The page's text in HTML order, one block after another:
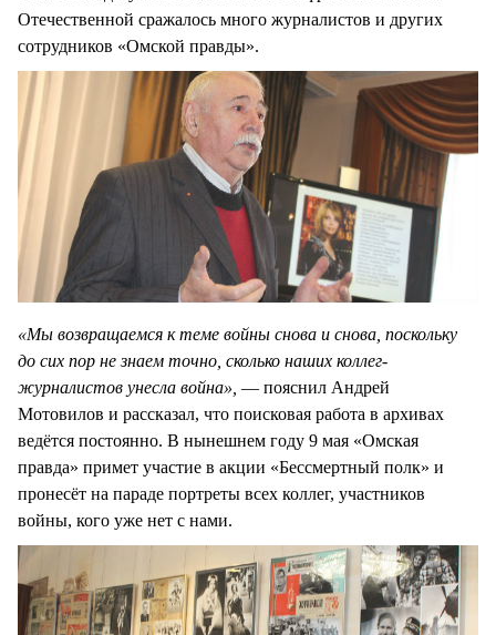
Отечественной сражалось много журналистов и других
сотрудников «Омской правды».
«Мы возвращаемся к теме войны снова и снова, поскольку
до сих пор не знаем точно, сколько наших коллег-
журналистов унесла война», — пояснил Андрей
Мотовилов и рассказал, что поисковая работа в архивах
ведётся постоянно. В нынешнем году 9 мая «Омская
правда» примет участие в акции «Бессмертный полк» и
пронесёт на параде портреты всех коллег, участников
войны, кого уже нет с нами.